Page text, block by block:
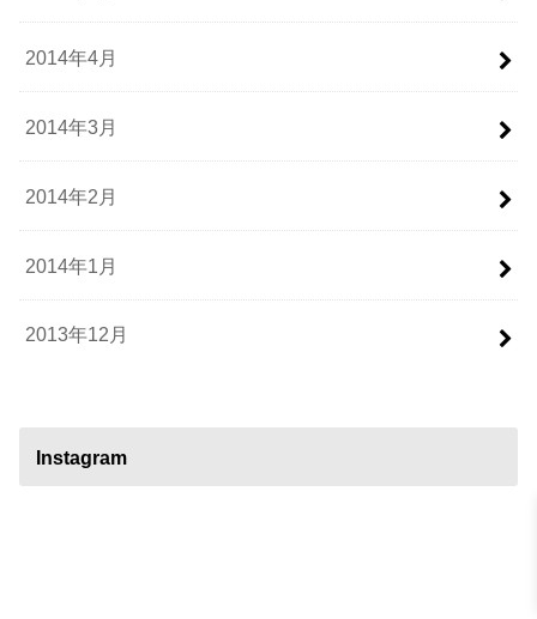
2014年4月
2014年3月
2014年2月
2014年1月
2013年12月
Instagram